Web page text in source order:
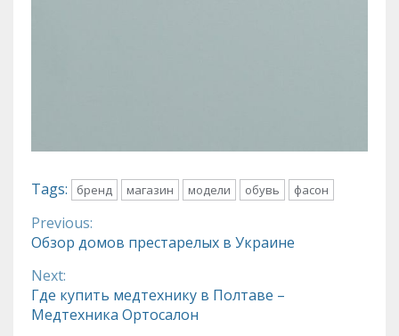
Tags: бренд магазин модели обувь фасон
Continue
Reading
Previous:
Обзор домов престарелых в Украине
Next:
Где купить медтехнику в Полтаве –
Медтехника Ортосалон